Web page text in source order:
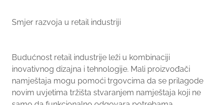
Smjer razvoja u retail industriji
Budućnost retail industrije leži u kombinaciji
inovativnog dizajna i tehnologije. Mali proizvođači
namještaja mogu pomoći trgovcima da se prilagode
novim uvjetima tržišta stvaranjem namještaja koji ne